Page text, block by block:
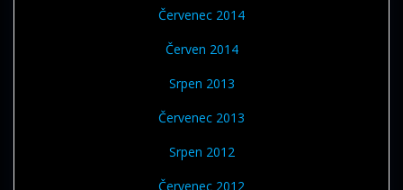
Červenec 2014
Červen 2014
Srpen 2013
Červenec 2013
Srpen 2012
Červenec 2012